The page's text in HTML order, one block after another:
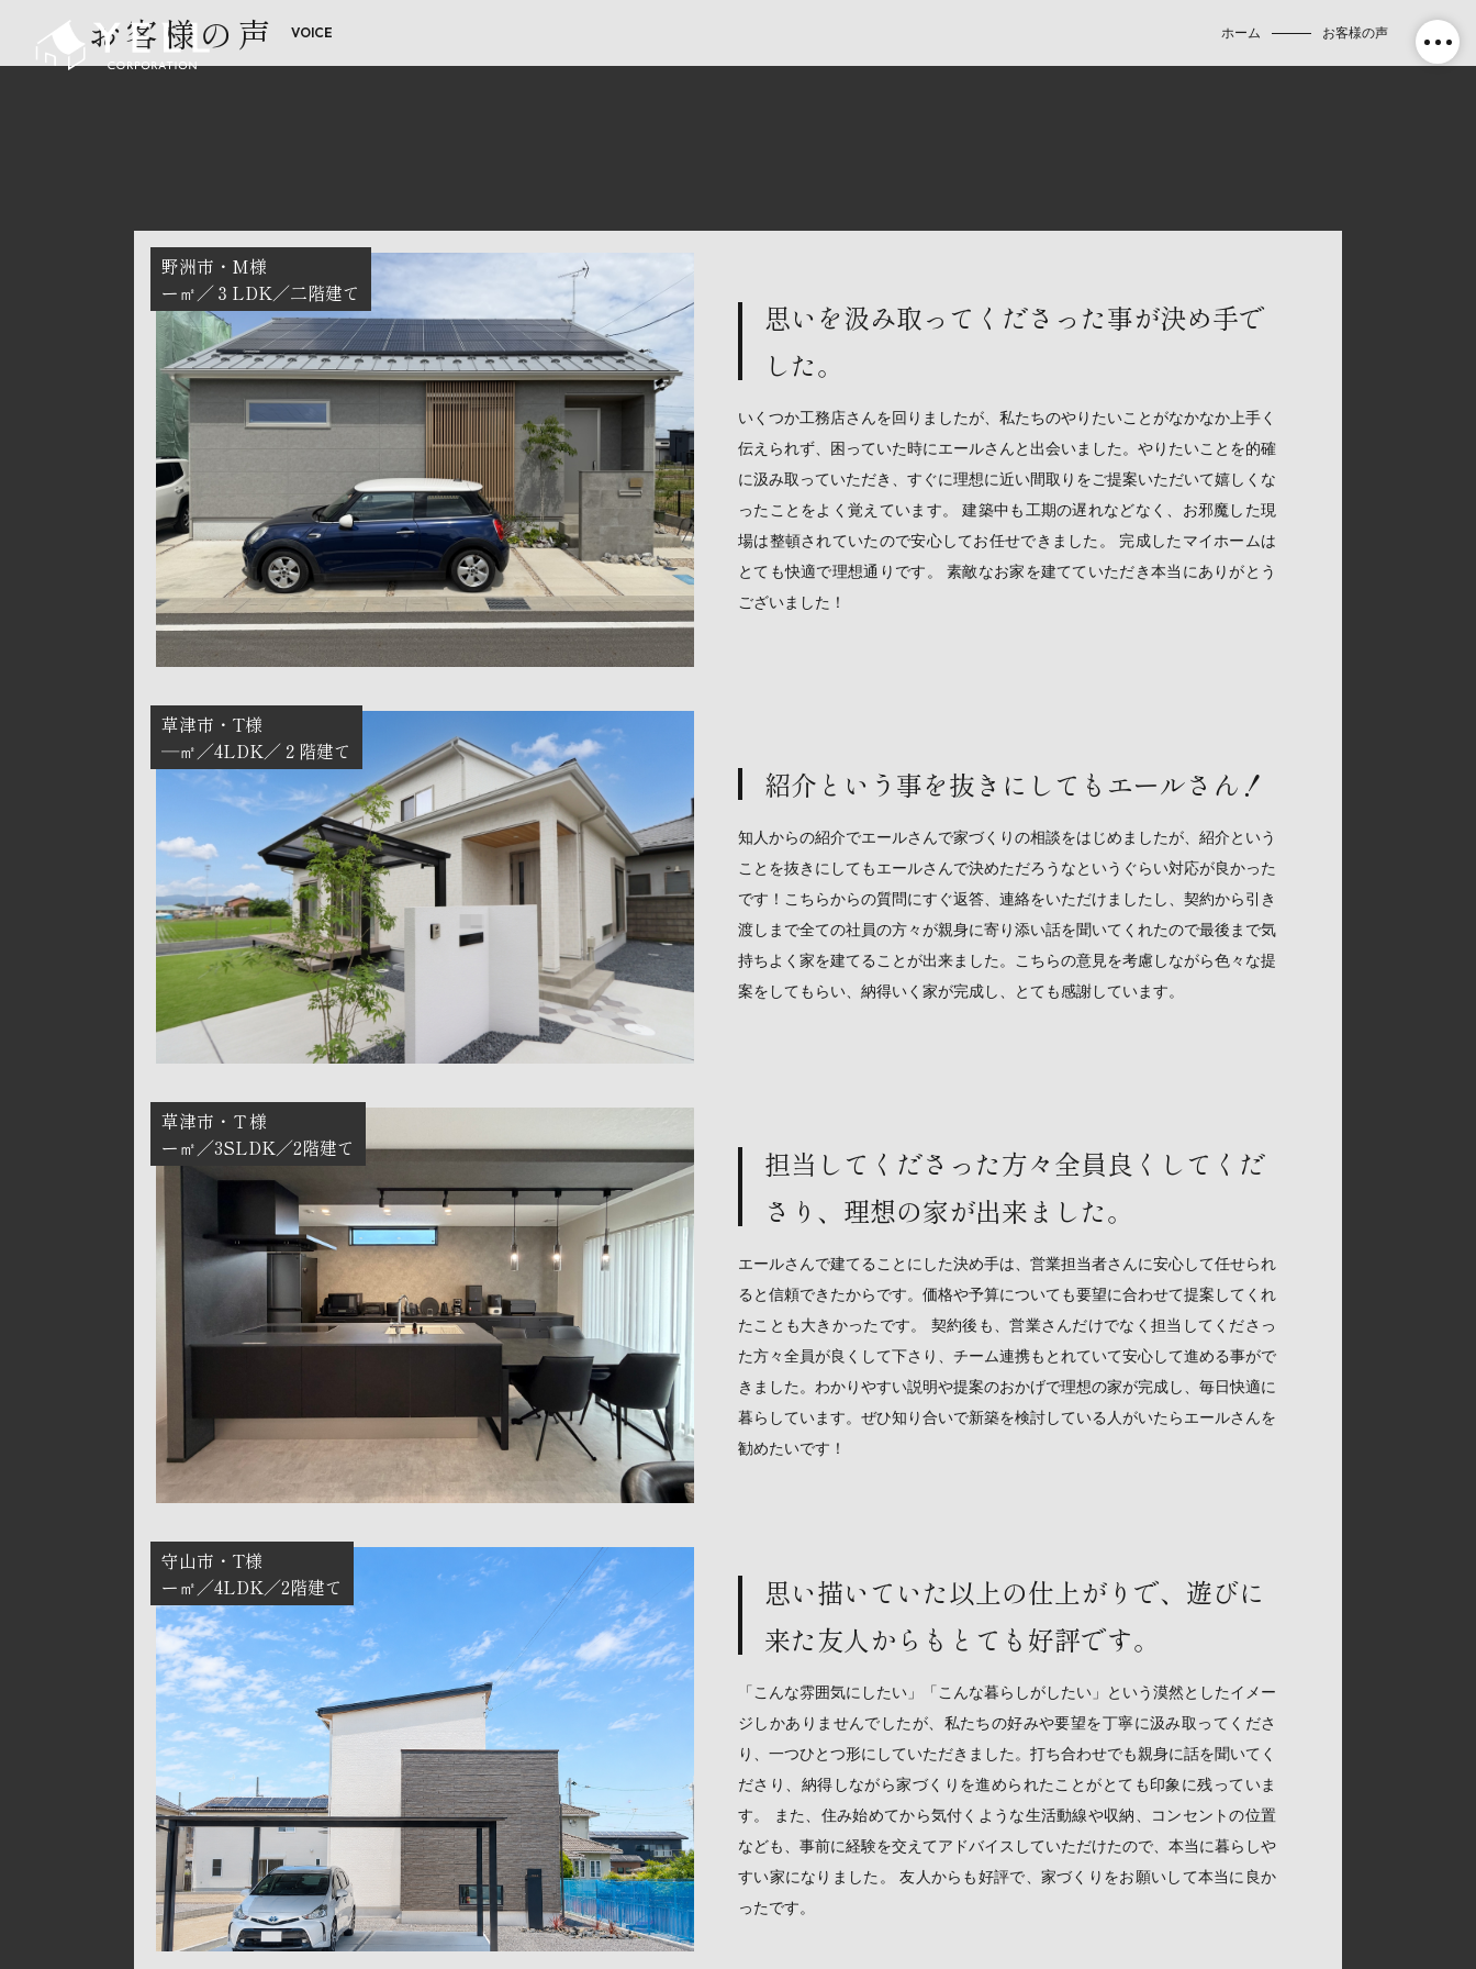
お客様の声 ホーム お客様の声
野洲市
M様
ー㎡
３LDK 二階建て
思いを汲み取ってくださった事が決め手で
した。
いくつか工務店さんを回りましたが、私たちのやりたいことがなかなか上手く
伝えられず、困っていた時にエールさんと出会いました。やりたいことを的確
に汲み取っていただき、すぐに理想に近い間取りをご提案いただいて嬉しくな
ったことをよく覚えています。 建築中も工期の遅れなどなく、お邪魔した現
場は整頓されていたので安心してお任せできました。 完成したマイホームは
とても快適で理想通りです。 素敵なお家を建てていただき本当にありがとう
ございました！
草津市
T様
―㎡
4LDK ２階建て
紹介という事を抜きにしてもエールさん！
知人からの紹介でエールさんで家づくりの相談をはじめましたが、紹介という
ことを抜きにしてもエールさんで決めただろうなというぐらい対応が良かった
です！こちらからの質問にすぐ返答、連絡をいただけましたし、契約から引き
渡しまで全ての社員の方々が親身に寄り添い話を聞いてくれたので最後まで気
持ちよく家を建てることが出来ました。こちらの意見を考慮しながら色々な提
案をしてもらい、納得いく家が完成し、とても感謝しています。
草津市
Ｔ様
ー㎡
3SLDK 2階建て
担当してくださった方々全員良くしてくだ
さり、理想の家が出来ました。
エールさんで建てることにした決め手は、営業担当者さんに安心して任せられ
ると信頼できたからです。価格や予算についても要望に合わせて提案してくれ
たことも大きかったです。 契約後も、営業さんだけでなく担当してくださっ
た方々全員が良くして下さり、チーム連携もとれていて安心して進める事がで
きました。わかりやすい説明や提案のおかげで理想の家が完成し、毎日快適に
暮らしています。ぜひ知り合いで新築を検討している人がいたらエールさんを
勧めたいです！
守山市
T様
ー㎡
4LDK 2階建て
思い描いていた以上の仕上がりで、遊びに
来た友人からもとても好評です。
「こんな雰囲気にしたい」「こんな暮らしがしたい」という漠然としたイメー
ジしかありませんでしたが、私たちの好みや要望を丁寧に汲み取ってくださ
り、一つひとつ形にしていただきました。打ち合わせでも親身に話を聞いてく
ださり、納得しながら家づくりを進められたことがとても印象に残っていま
す。 また、住み始めてから気付くような生活動線や収納、コンセントの位置
なども、事前に経験を交えてアドバイスしていただけたので、本当に暮らしや
すい家になりました。 友人からも好評で、家づくりをお願いして本当に良か
ったです。